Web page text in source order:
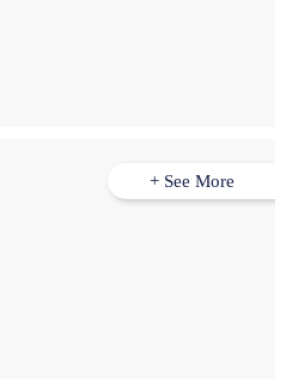
+ See More